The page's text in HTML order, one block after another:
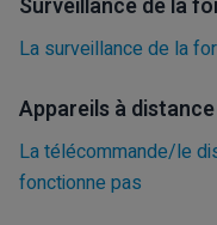
La surveillance de la
Appareils à distance
La télécommande/le
fonctionne pas